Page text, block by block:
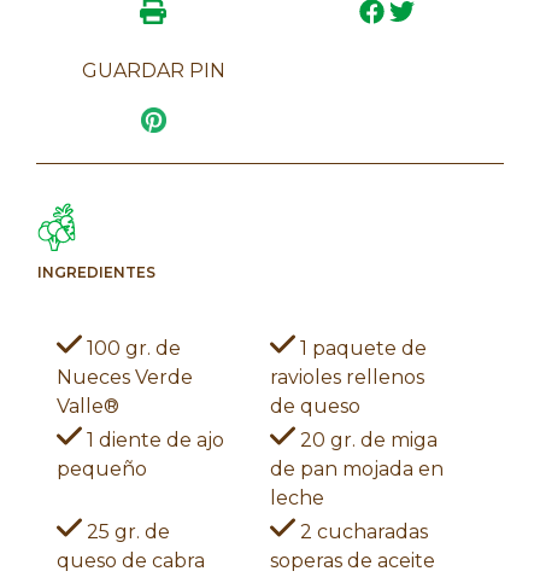
GUARDAR PIN
INGREDIENTES
100 gr. de
Nueces Verde
Valle®
1 paquete de
ravioles rellenos
de queso
1 diente de ajo
pequeño
20 gr. de miga
de pan mojada en
leche
25 gr. de
queso de cabra
2 cucharadas
soperas de aceite